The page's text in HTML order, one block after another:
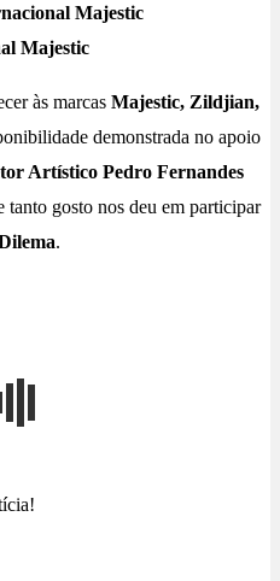
Majestic
Majestic
às marcas Majestic, Zildjian,
demonstrada no apoio
Artístico Pedro Fernandes
tanto gosto nos deu em participar
.